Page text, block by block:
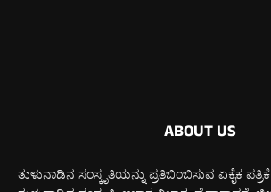
ABOUT US
ತುಳುನಾಡಿನ ಸಂಸ್ಕೃತಿಯನ್ನು ಪ್ರತಿಬಿಂಬಿಸುವ ಏಕೈಕ